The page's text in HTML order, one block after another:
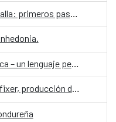
Taller: "Ilustración sobre cerámica – un lenguaje personal”
“Fijar el relato: herramientas de fixer, producción de campo y asistencia de dirección en proyectos audiovisuales y periodísticos”